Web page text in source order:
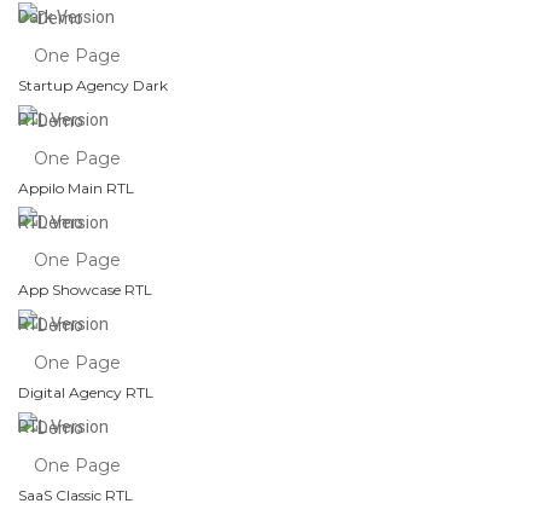
Dark Version
One Page
Startup Agency Dark
RTL Version
One Page
Appilo Main RTL
RTL Version
One Page
App Showcase RTL
RTL Version
One Page
Digital Agency RTL
RTL Version
One Page
SaaS Classic RTL